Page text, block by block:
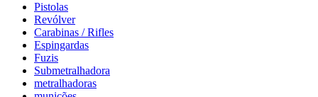
Pistolas
Revólver
Carabinas / Rifles
Espingardas
Fuzis
Submetralhadora
metralhadoras